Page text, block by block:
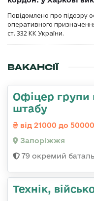
Повідомлено про підозру
оперативного призначення
ст. 332 КК України.
ВАКАНСІЇ
Офіцер групи
штабу
від 21000 до
Запоріжжя
79 окремий
Технік,